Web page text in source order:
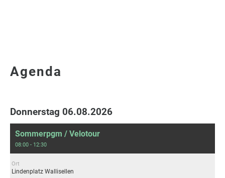
Agenda
Donnerstag 06.08.2026
Sommerpgm / Velotour
08:00 - 12:30
Ort
Lindenplatz Wallisellen